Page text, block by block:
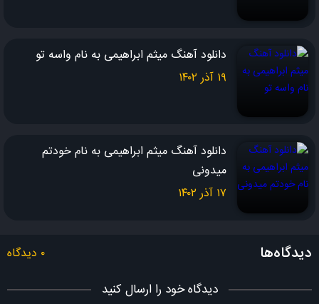
دیوونه دیوونه بازیتو دوست دارم نذار این حس بره گم بشه این بارم
نگو نه فکر نکن نه بگی آسونه
دانلود آهنگ میثم ابراهیمی به نام واسه تو
۱۹ آذر ۱۴۰۲
دانلود آهنگ میثم ابراهیمی به نام خودتم
میدونی
۱۷ آذر ۱۴۰۲
دیدگاه‌ها ۰ دیدگاه
دیدگاه خود را ارسال کنید